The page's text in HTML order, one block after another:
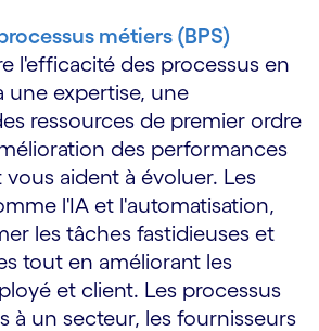
métiers (BPS)
l'efficacité des processus en
une expertise, une
ressources de premier ordre
des performances
aident à évoluer. Les
l'IA et l'automatisation,
les tâches fastidieuses et
tout en améliorant les
et client. Les processus
à un secteur, les fournisseurs